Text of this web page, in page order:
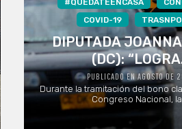
#QUEDATEENCASA
COVID-19
DIPUTADA
(DC):
PUBLICADO EN AGOSTO DE
Durante la tramitación del bono
Congreso Nacional, la